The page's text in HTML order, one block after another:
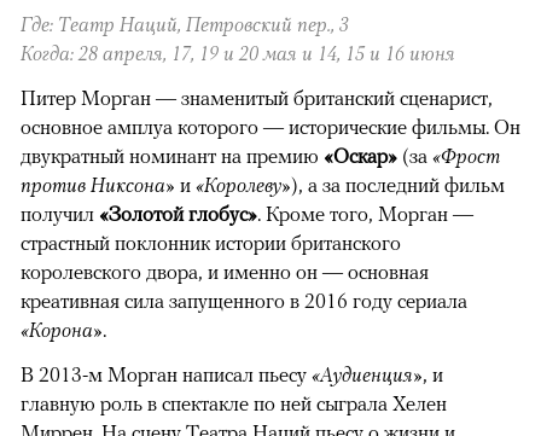
Где: Театр Наций, Петровский пер., 3
Когда: 28 апреля, 17, 19 и 20 мая и 14, 15 и 16 июня​
Питер Морган — знаменитый британский сценарист,
основное амплуа которого — исторические фильмы. Он
двукратный номинант на премию «Оскар» (за «Фрост
против Никсона» и «Королеву»), а за последний фильм
получил «Золотой глобус». Кроме того, Морган —
страстный поклонник истории британского
королевского двора, и именно он — основная
креативная сила запущенного в 2016 году сериала
«Корона».
В 2013-м Морган написал пьесу «Аудиенция», и
главную роль в спектакле по ней сыграла Хелен